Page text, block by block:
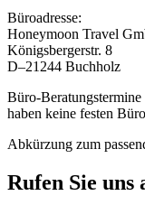
Büroadresse:
Honeymoon Travel
Königsbergerstr. 8
D–21244 Buchholz
Büro-
haben keine festen
Abkürzung zum
Rufen Sie uns